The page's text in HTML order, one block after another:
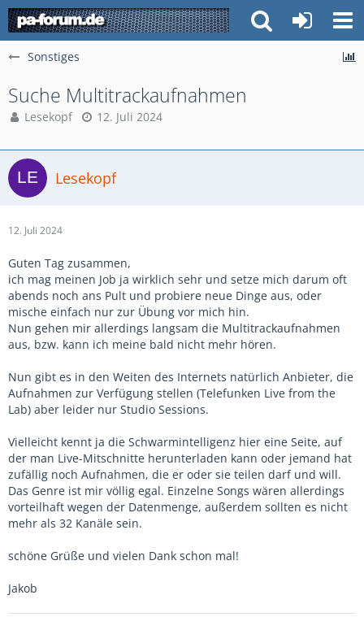
Sonstiges
Suche Multitrackaufnahmen
Lesekopf 12. Juli 2024
Lesekopf
12. Juli 2024
Guten Tag zusammen,
ich mag meinen Job ja wirklich sehr und setze mich darum oft
abends noch ans Pult und probiere neue Dinge aus, oder
mische einfach nur zur Übung vor mich hin.
Nun gehen mir allerdings langsam die Multitrackaufnahmen
aus, bzw. kann ich meine bald nicht mehr hören.
Nun gibt es in den Weiten des Internets natürlich Anbieter, die
Aufnahmen zur Verfügung stellen (Telefunken Live from the
Lab) aber leider nur Studio Sessions.
Vielleicht kennt ja die Schwarmintelligenz hier eine Seite, auf
der man Live-Mitschnitte herunterladen kann oder jemand hat
zufällig noch Aufnahmen, die er oder sie teilen darf und will.
Das Genre ist mir völlig egal. Einzelne Songs wären allerdings
vorteilhaft wegen der Datenmenge, außerdem sollten es nicht
mehr als 32 Kanäle sein.
schöne Grüße und vielen Dank schon mal!
Jakob